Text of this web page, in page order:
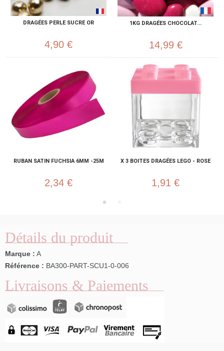
DRAGÉES PERLE SUCRE OR
4,90 €
1KG DRAGÉES CHOCOLAT...
14,99 €
RUBAN SATIN FUCHSIA 6MM -25M
2,34 €
X 3 BOITES DRAGÉES LEGO - ROSE
1,91 €
Détails du produit
Marque : A
Référence : BA300-PART-SCU1-0-006
Livraisons & Paiements